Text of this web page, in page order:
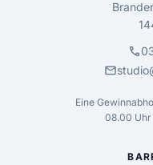
call
mail
Eine
08.00 Uhr